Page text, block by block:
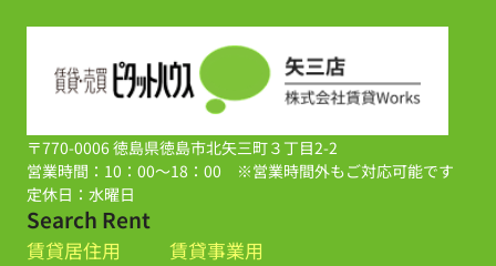
〒770-0006 徳島県徳島市北矢三町３丁目2-2
営業時間：10：00～18：00 ※営業時間外もご対応可能です
定休日：水曜日
Search Rent
賃貸居住用
賃貸事業用